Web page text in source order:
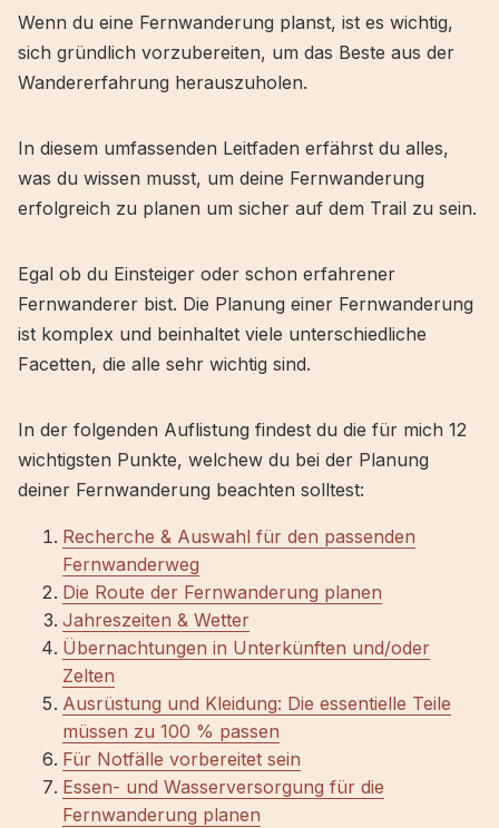
Wenn du eine Fernwanderung planst, ist es wichtig,
sich gründlich vorzubereiten, um das Beste aus der
Wandererfahrung herauszuholen.
In diesem umfassenden Leitfaden erfährst du alles,
was du wissen musst, um deine Fernwanderung
erfolgreich zu planen um sicher auf dem Trail zu sein.
Egal ob du Einsteiger oder schon erfahrener
Fernwanderer bist. Die Planung einer Fernwanderung
ist komplex und beinhaltet viele unterschiedliche
Facetten, die alle sehr wichtig sind.
In der folgenden Auflistung findest du die für mich 12
wichtigsten Punkte, welchew du bei der Planung
deiner Fernwanderung beachten solltest:
Recherche & Auswahl für den passenden
Fernwanderweg
Die Route der Fernwanderung planen
Jahreszeiten & Wetter
Übernachtungen in Unterkünften und/oder
Zelten
Ausrüstung und Kleidung: Die essentielle Teile
müssen zu 100 % passen
Für Notfälle vorbereitet sein
Essen- und Wasserversorgung für die
Fernwanderung planen